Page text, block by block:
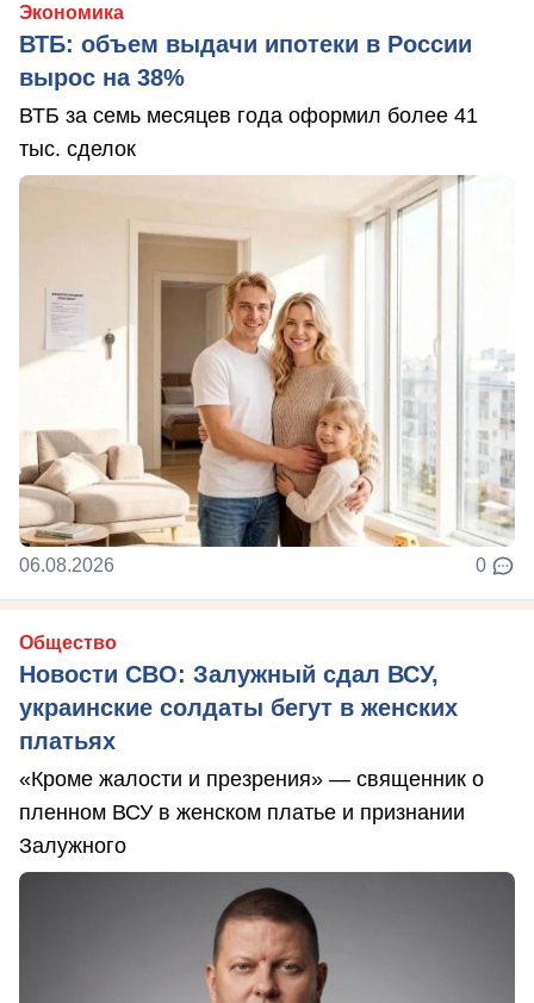
Экономика
ВТБ: объем выдачи ипотеки в России
вырос на 38%
ВТБ за семь месяцев года оформил более 41
тыс. сделок
06.08.2026 0
Общество
Новости СВО: Залужный сдал ВСУ,
украинские солдаты бегут в женских
платьях
«Кроме жалости и презрения» — священник о
пленном ВСУ в женском платье и признании
Залужного